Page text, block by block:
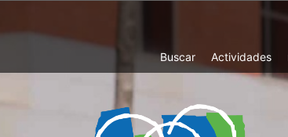
Top
Menu
Buscar Actividades